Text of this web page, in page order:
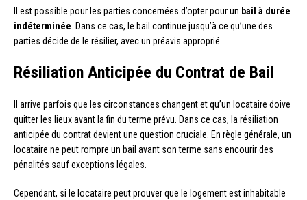
Il est possible pour les parties concernées d’opter pour un bail à durée
indéterminée . Dans ce cas, le bail continue jusqu’à ce qu’une des
parties décide de le résilier, avec un préavis approprié.
Résiliation Anticipée du Contrat de Bail
Il arrive parfois que les circonstances changent et qu’un locataire doive
quitter les lieux avant la fin du terme prévu. Dans ce cas, la résiliation
anticipée du contrat devient une question cruciale. En règle générale, un
locataire ne peut rompre un bail avant son terme sans encourir des
pénalités sauf exceptions légales.
Cependant, si le locataire peut prouver que le logement est inhabitable